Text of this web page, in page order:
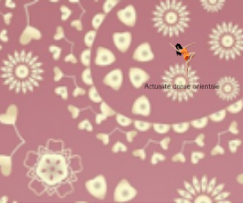
DANSE
Votre Site à tout faire